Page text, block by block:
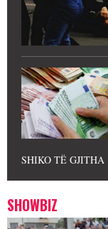
SHIKO TË GJITHA
SHOWBIZ